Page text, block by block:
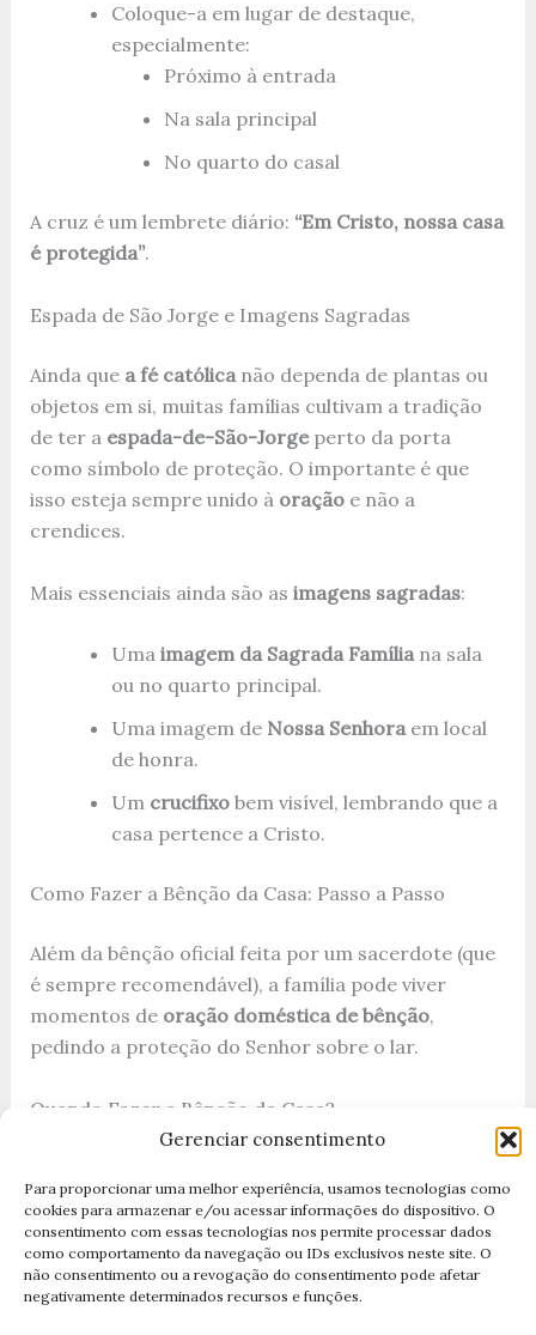
Gerenciar consentimento
Para proporcionar uma melhor experiência, usamos tecnologias como
cookies para armazenar e/ou acessar informações do dispositivo. O
consentimento com essas tecnologias nos permite processar dados
como comportamento da navegação ou IDs exclusivos neste site. O
não consentimento ou a revogação do consentimento pode afetar
negativamente determinados recursos e funções.
Coloque-a em lugar de destaque,
especialmente:
Próximo à entrada
Na sala principal
No quarto do casal
A cruz é um lembrete diário: “Em Cristo, nossa casa
é protegida”.
Espada de São Jorge e Imagens Sagradas
Ainda que a fé católicanão dependa de plantas ou
objetos em si, muitas famílias cultivam a tradição
de ter a espada-de-São-Jorgeperto da porta
como símbolo de proteção. O importante é que
isso esteja sempre unido à oraçãoe não a
crendices.
Mais essenciais ainda são as imagens sagradas:
Uma imagem da Sagrada Famíliana sala
ou no quarto principal.
Uma imagem de Nossa Senhoraem local
de honra.
Um crucifixobem visível, lembrando que a
casa pertence a Cristo.
Como Fazer a Bênção da Casa: Passo a Passo
Além da bênção oficial feita por um sacerdote (que
é sempre recomendável), a família pode viver
momentos de oração doméstica de bênção,
pedindo a proteção do Senhor sobre o lar.
Quando Fazer a Bênção da Casa?
ano.
Ao mudar de casa.
Após um período difícil (doenças, brigas,